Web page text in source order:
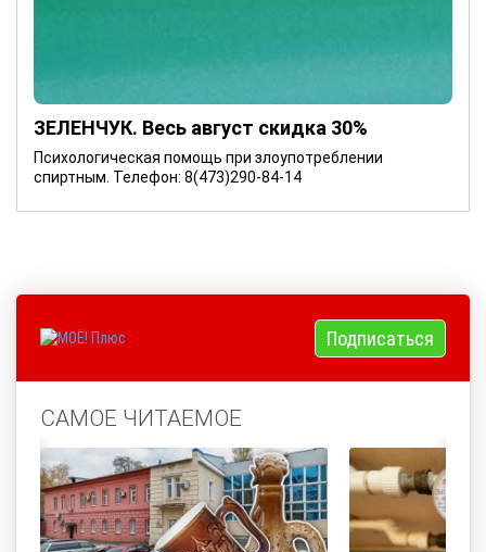
ЗЕЛЕНЧУК. Весь август скидка 30%
Психологическая помощь при злоупотреблении
спиртным. Телефон: 8(473)290-84-14
Подписаться
САМОЕ ЧИТАЕМОЕ